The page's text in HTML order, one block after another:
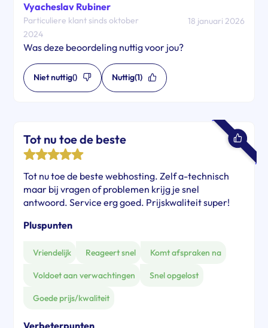
Vyacheslav Rubiner
Particuliere klant sinds oktober
2024
18 januari 2026
Was deze beoordeling nuttig voor jou?
Niet nuttig() Nuttig(1)
Tot nu toe de beste
Tot nu toe de beste webhosting. Zelf a-technisch
maar bij vragen of problemen krijg je snel
antwoord. Service erg goed. Prijskwaliteit super!
Pluspunten
Vriendelijk Reageert snel Komt afspraken na
Voldoet aan verwachtingen Snel opgelost
Goede prijs/kwaliteit
Verbeterpunten